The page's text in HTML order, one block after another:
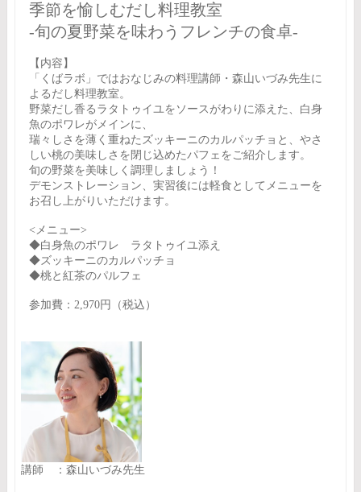
季節を愉しむだし料理教室
-旬の夏野菜を味わうフレンチの食卓‐
【内容】
「くばラボ」ではおなじみの料理講師・森山いづみ先生に
よるだし料理教室。
野菜だし香るラタトゥイユをソースがわりに添えた、白身
魚のポワレがメインに、
瑞々しさを薄く重ねたズッキーニのカルパッチョと、やさ
しい桃の美味しさを閉じ込めたパフェをご紹介します。
旬の野菜を美味しく調理しましょう！
デモンストレーション、実習後には軽食としてメニューを
お召し上がりいただけます。
<メニュー>
◆白身魚のポワレ ラタトゥイユ添え
◆ズッキーニのカルパッチョ
◆桃と紅茶のパルフェ
参加費：2,970円（税込）
講師 ：森山いづみ先生